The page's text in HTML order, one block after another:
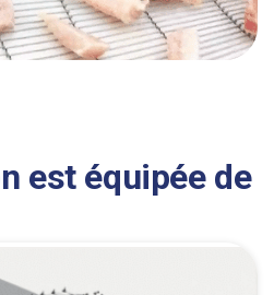
est équipée de